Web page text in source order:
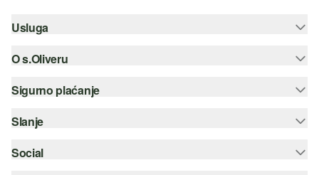
Usluga
Pomoć i česta pitanja
Savjetovanje o veličinama
Odjeća
O s.Oliveru
Newsletter
s.Oliver Group
Sigurno plaćanje
Kreditna kartica
PayPal
Slanje
Hrvatska pošta
Social